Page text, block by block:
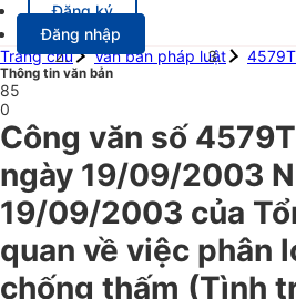
Đăng ký
Đăng nhập
Trang chủ
Văn bản pháp luật
Thông tin văn bản
85
0
Công văn số
ngày 19/09/2003
19/09/2003 của
quan về việc phân
chống thấm (Tình